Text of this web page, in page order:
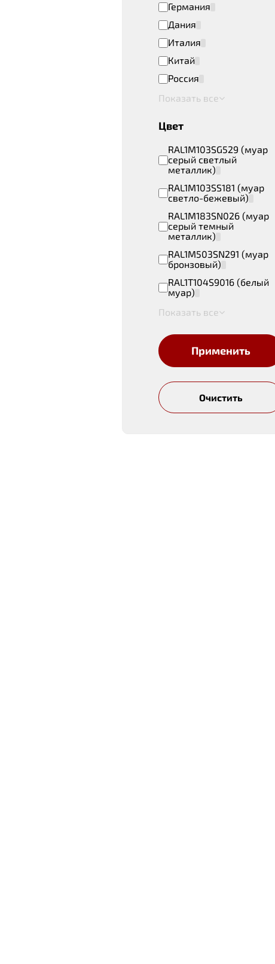
Германия
Дания
Италия
Китай
Россия
Показать все
Цвет
RAL1M103SG529 (муар
серый светлый
металлик)
RAL1M103SS181 (муар
светло-бежевый)
RAL1M183SN026 (муар
серый темный
металлик)
RAL1M503SN291 (муар
бронзовый)
RAL1T104S9016 (белый
муар)
Показать все